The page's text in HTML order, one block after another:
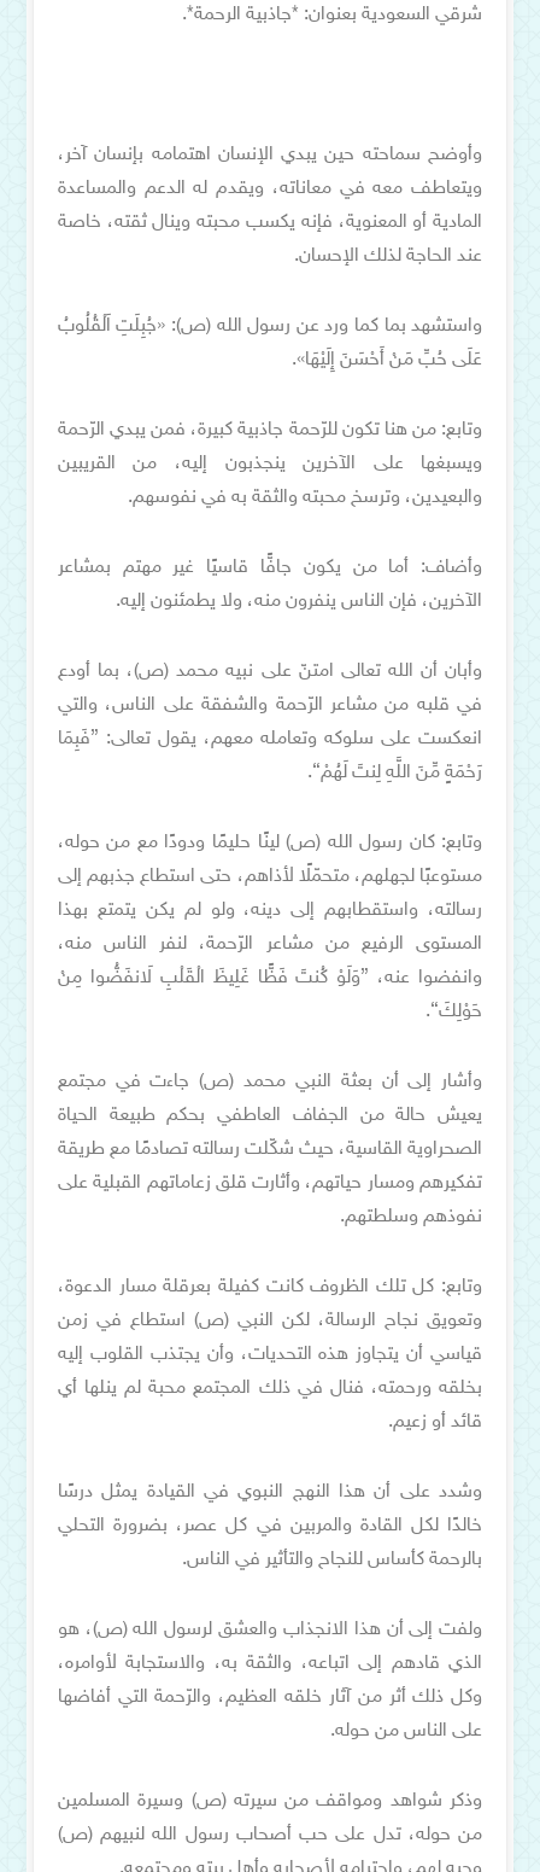
شرقي السعودية بعنوان: *جاذبية الرحمة*.
وأوضح سماحته حين يبدي الإنسان اهتمامه بإنسان آخر،
ويتعاطف معه في معاناته، ويقدم له الدعم والمساعدة
المادية أو المعنوية، فإنه يكسب محبته وينال ثقته، خاصة
عند الحاجة لذلك الإحسان.
واستشهد بما كما ورد عن رسول الله (ص): «جُبِلَتِ اَلْقُلُوبُ
عَلَى حُبِّ مَنْ أَحْسَنَ إِلَيْهَا».
وتابع: من هنا تكون للرّحمة جاذبية كبيرة، فمن يبدي الرّحمة
ويسبغها على الآخرين ينجذبون إليه، من القريبين
والبعيدين، وترسخ محبته والثقة به في نفوسهم.
وأضاف: أما من يكون جافًّا قاسيًا غير مهتم بمشاعر
الآخرين، فإن الناس ينفرون منه، ولا يطمئنون إليه.
وأبان أن الله تعالى امتنّ على نبيه محمد (ص)، بما أودع
في قلبه من مشاعر الرّحمة والشفقة على الناس، والتي
انعكست على سلوكه وتعامله معهم، يقول تعالى: {فَبِمَا
رَحْمَةٍ مِّنَ اللَّهِ لِنتَ لَهُمْ}.
وتابع: كان رسول الله (ص) لينًا حليمًا ودودًا مع من حوله،
مستوعبًا لجهلهم، متحمّلًا لأذاهم، حتى استطاع جذبهم إلى
رسالته، واستقطابهم إلى دينه، ولو لم يكن يتمتع بهذا
المستوى الرفيع من مشاعر الرّحمة، لنفر الناس منه،
وانفضوا عنه، {وَلَوْ كُنتَ فَظًّا غَلِيظَ الْقَلْبِ لَانفَضُّوا مِنْ
حَوْلِكَ}.
وأشار إلى أن بعثة النبي محمد (ص) جاءت في مجتمع
يعيش حالة من الجفاف العاطفي بحكم طبيعة الحياة
الصحراوية القاسية، حيث شكّلت رسالته تصادمًا مع طريقة
تفكيرهم ومسار حياتهم، وأثارت قلق زعاماتهم القبلية على
نفوذهم وسلطتهم.
وتابع: كل تلك الظروف كانت كفيلة بعرقلة مسار الدعوة،
وتعويق نجاح الرسالة، لكن النبي (ص) استطاع في زمن
قياسي أن يتجاوز هذه التحديات، وأن يجتذب القلوب إليه
بخلقه ورحمته، فنال في ذلك المجتمع محبة لم ينلها أي
قائد أو زعيم.
وشدد على أن هذا النهج النبوي في القيادة يمثل درسًا
خالدًا لكل القادة والمربين في كل عصر، بضرورة التحلي
بالرحمة كأساس للنجاح والتأثير في الناس.
ولفت إلى أن هذا الانجذاب والعشق لرسول الله (ص)، هو
الذي قادهم إلى اتباعه، والثقة به، والاستجابة لأوامره،
وكل ذلك أثر من آثار خلقه العظيم، والرّحمة التي أفاضها
على الناس من حوله.
وذكر شواهد ومواقف من سيرته (ص) وسيرة المسلمين
من حوله، تدل على حب أصحاب رسول الله لنبيهم (ص)